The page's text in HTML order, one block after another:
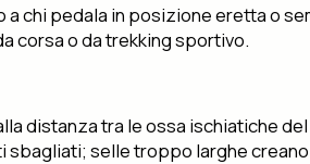
a chi pedala in posizione eretta o
corsa o da trekking sportivo.
distanza tra le ossa ischiatiche
selle troppo larghe